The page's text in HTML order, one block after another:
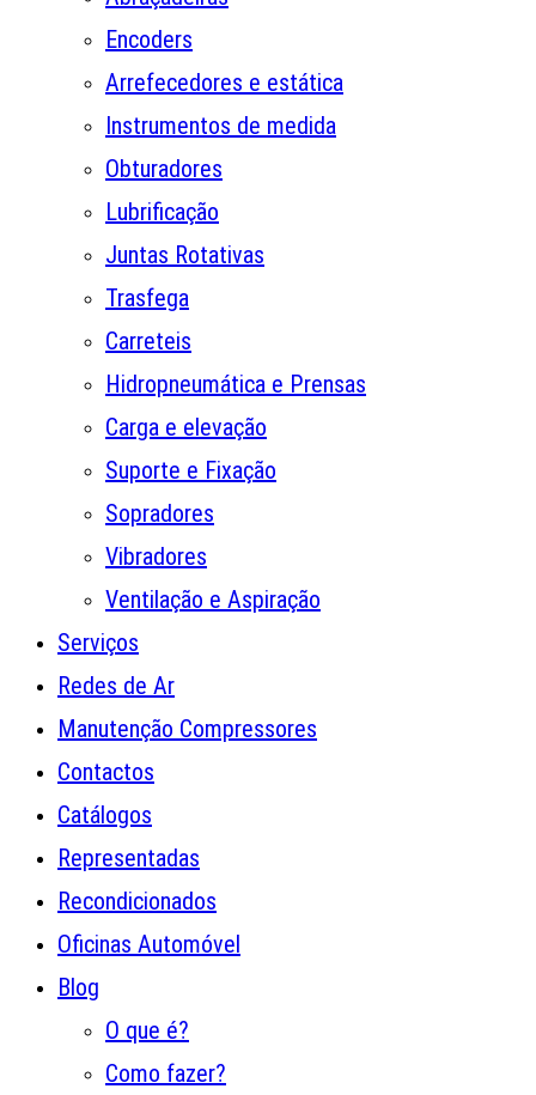
Encoders
Arrefecedores e estática
Instrumentos de medida
Obturadores
Lubrificação
Juntas Rotativas
Trasfega
Carreteis
Hidropneumática e Prensas
Carga e elevação
Suporte e Fixação
Sopradores
Vibradores
Ventilação e Aspiração
Serviços
Redes de Ar
Manutenção Compressores
Contactos
Catálogos
Representadas
Recondicionados
Oficinas Automóvel
Blog
O que é?
Como fazer?